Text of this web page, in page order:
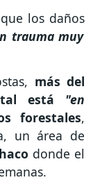
los daños
trauma muy
más del
está "en
forestales,
un área de
donde el